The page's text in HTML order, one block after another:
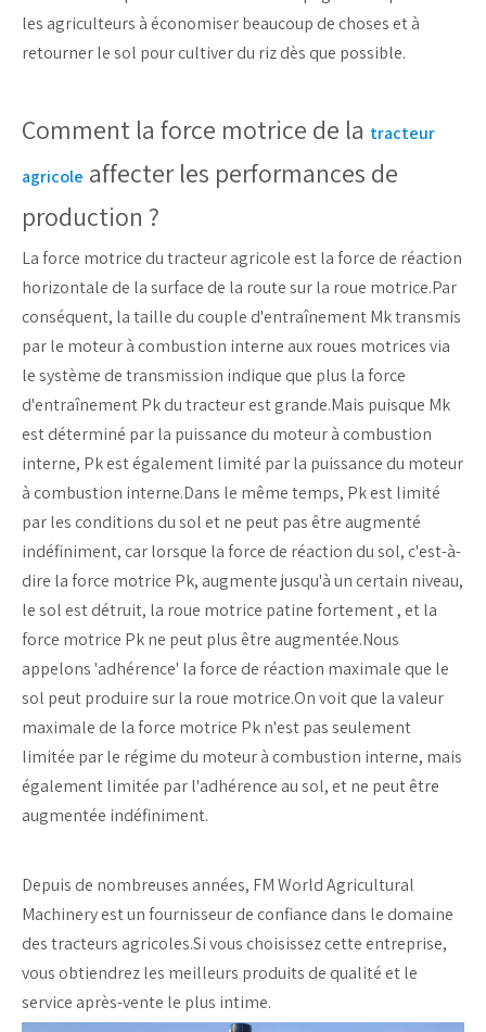
les agriculteurs à économiser beaucoup de choses et à
retourner le sol pour cultiver du riz dès que possible.
Comment la force motrice de la tracteur
agricole affecter les performances de
production ?
La force motrice du tracteur agricole est la force de réaction
horizontale de la surface de la route sur la roue motrice.Par
conséquent, la taille du couple d'entraînement Mk transmis
par le moteur à combustion interne aux roues motrices via
le système de transmission indique que plus la force
d'entraînement Pk du tracteur est grande.Mais puisque Mk
est déterminé par la puissance du moteur à combustion
interne, Pk est également limité par la puissance du moteur
à combustion interne.Dans le même temps, Pk est limité
par les conditions du sol et ne peut pas être augmenté
indéfiniment, car lorsque la force de réaction du sol, c'est-à-
dire la force motrice Pk, augmente jusqu'à un certain niveau,
le sol est détruit, la roue motrice patine fortement , et la
force motrice Pk ne peut plus être augmentée.Nous
appelons 'adhérence' la force de réaction maximale que le
sol peut produire sur la roue motrice.On voit que la valeur
maximale de la force motrice Pk n'est pas seulement
limitée par le régime du moteur à combustion interne, mais
également limitée par l'adhérence au sol, et ne peut être
augmentée indéfiniment.
Depuis de nombreuses années, FM World Agricultural
Machinery est un fournisseur de confiance dans le domaine
des tracteurs agricoles.Si vous choisissez cette entreprise,
vous obtiendrez les meilleurs produits de qualité et le
service après-vente le plus intime.